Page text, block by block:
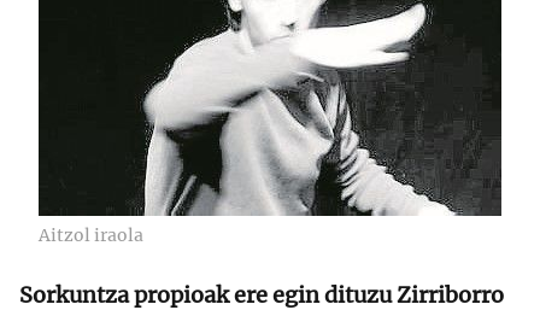
Aitzol iraola
Sorkuntza propioak ere egin dituzu Zirriborro